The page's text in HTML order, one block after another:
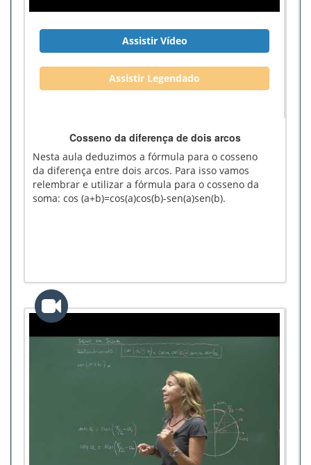
Assistir Vídeo
Assistir Legendado
Cosseno da diferença de dois arcos
Nesta aula deduzimos a fórmula para o cosseno
da diferença entre dois arcos. Para isso vamos
relembrar e utilizar a fórmula para o cosseno da
soma: cos (a+b)=cos(a)cos(b)-sen(a)sen(b).